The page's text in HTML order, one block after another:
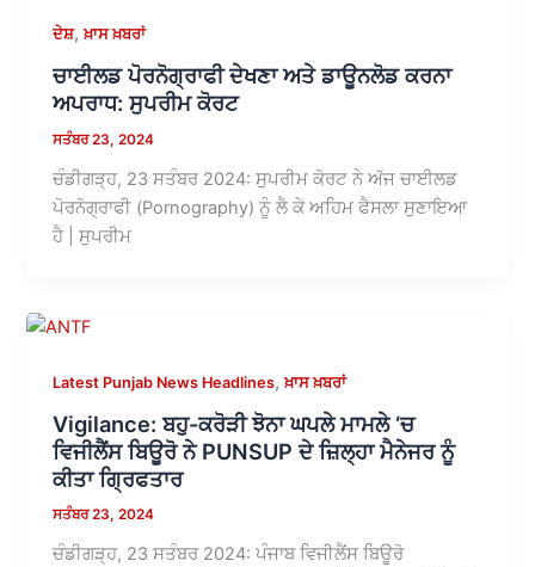
ਦੇਸ਼,ਖ਼ਾਸ ਖ਼ਬਰਾਂ
ਚਾਈਲਡ ਪੋਰਨੋਗ੍ਰਾਫੀ ਦੇਖਣਾ ਅਤੇ ਡਾਊਨਲੋਡ ਕਰਨਾ
ਅਪਰਾਧ: ਸੁਪਰੀਮ ਕੋਰਟ
ਸਤੰਬਰ 23, 2024
ਚੰਡੀਗੜ੍ਹ, 23 ਸਤੰਬਰ 2024: ਸੁਪਰੀਮ ਕੋਰਟ ਨੇ ਅੱਜ ਚਾਈਲਡ
ਪੋਰਨੋਗ੍ਰਾਫੀ (Pornography) ਨੂੰ ਲੈ ਕੇ ਅਹਿਮ ਫੈਸਲਾ ਸੁਣਾਇਆ
ਹੈ | ਸੁਪਰੀਮ
Latest Punjab News Headlines,ਖ਼ਾਸ ਖ਼ਬਰਾਂ
Vigilance: ਬਹੁ-ਕਰੋੜੀ ਝੋਨਾ ਘਪਲੇ ਮਾਮਲੇ ‘ਚ
ਵਿਜੀਲੈਂਸ ਬਿਊਰੋ ਨੇ PUNSUP ਦੇ ਜ਼ਿਲ੍ਹਾ ਮੈਨੇਜਰ ਨੂੰ
ਕੀਤਾ ਗ੍ਰਿਫਤਾਰ
ਸਤੰਬਰ 23, 2024
ਚੰਡੀਗੜ੍ਹ, 23 ਸਤੰਬਰ 2024: ਪੰਜਾਬ ਵਿਜੀਲੈਂਸ ਬਿਊਰੋ